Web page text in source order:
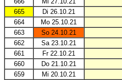
665
Di 26.10.21
664
Mo 25.10.21
663
So 24.10.21
662
Sa 23.10.21
661
Fr 22.10.21
660
Do 21.10.21
659
Mi 20.10.21